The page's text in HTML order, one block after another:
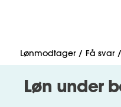
Ase Selvstændig
Dokumenter.dk
Fagforening
Lønsikring
Lønmodtager Få svar
Løn under